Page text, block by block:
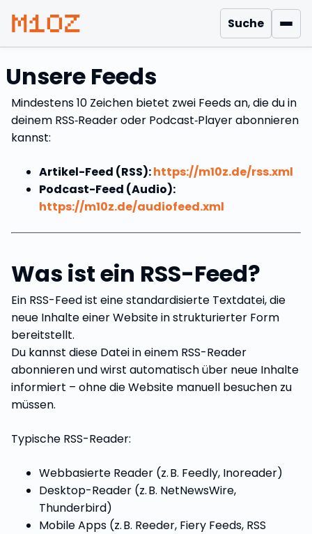
Suche
Unsere Feeds
Mindestens 10 Zeichen bietet zwei Feeds an, die du in
deinem RSS‑Reader oder Podcast‑Player abonnieren
kannst:
Artikel-Feed (RSS):https://m10z.de/rss.xml
Podcast-Feed (Audio):
https://m10z.de/audiofeed.xml
Was ist ein RSS-Feed?
Ein RSS-Feed ist eine standardisierte Textdatei, die
neue Inhalte einer Website in strukturierter Form
bereitstellt.
Du kannst diese Datei in einem RSS-Reader
abonnieren und wirst automatisch über neue Inhalte
informiert – ohne die Website manuell besuchen zu
müssen.
Typische RSS-Reader:
Webbasierte Reader (z. B. Feedly, Inoreader)
Desktop-Reader (z. B. NetNewsWire,
Thunderbird)
Mobile Apps (z. B. Reeder, Fiery Feeds, RSS